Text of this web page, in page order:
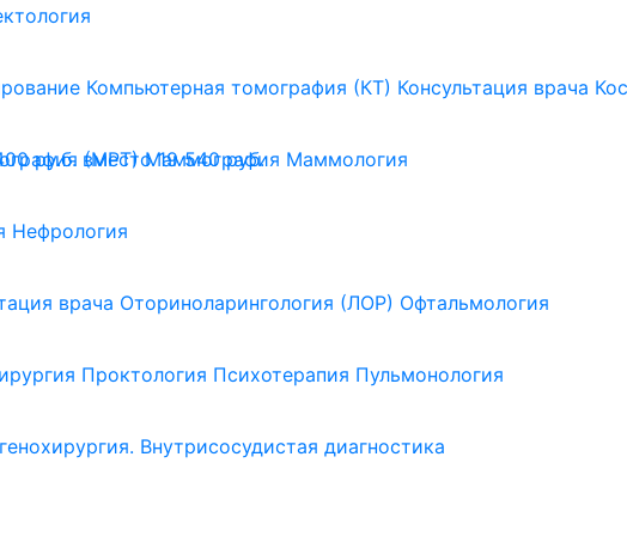
ру.б. вместо 19 540 руб.
Компьютерная томография (КТ) Консультация врача
(МРТ) Маммография Маммология
Нефрология
врача Оториноларингология (ЛОР) Офтальмология
Проктология Психотерапия Пульмонология
Внутрисосудистая диагностика